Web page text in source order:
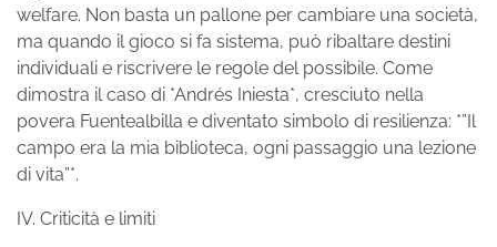
welfare. Non basta un pallone per cambiare una società,
ma quando il gioco si fa sistema, può ribaltare destini
individuali e riscrivere le regole del possibile. Come
dimostra il caso di *Andrés Iniesta*, cresciuto nella
povera Fuentealbilla e diventato simbolo di resilienza: *”Il
campo era la mia biblioteca, ogni passaggio una lezione
di vita”*.
IV. Criticità e limiti